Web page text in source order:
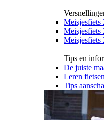
Meisjesfiets
Meisjesfiets
Meisjesfiets
Tips en
De juiste
Leren
Tips